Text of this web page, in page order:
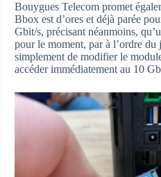
Bouygues Telecom promet
Bbox est d’ores et déjà parée
Gbit/s, précisant néanmoins,
pour le moment, par à l’ordre
simplement de modifier le
accéder immédiatement au 10